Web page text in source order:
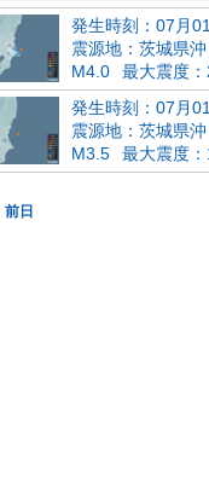
発生時刻：07月
震源地：茨城県沖
M4.0
最大震度：
発生時刻：07月
震源地：茨城県沖
M3.5
最大震度：
前日